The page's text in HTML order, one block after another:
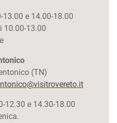
e 14.00-18.00
10.00-13.00
(TN)
12.30 e 14.30-18.00